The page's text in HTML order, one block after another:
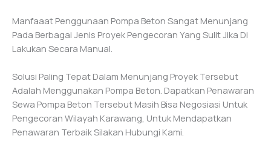
Manfaaat Penggunaan Pompa Beton Sangat Menunjang
Pada Berbagai Jenis Proyek Pengecoran Yang Sulit Jika Di
Lakukan Secara Manual.
Solusi Paling Tepat Dalam Menunjang Proyek Tersebut
Adalah Menggunakan Pompa Beton. Dapatkan Penawaran
Sewa Pompa Beton Tersebut Masih Bisa Negosiasi Untuk
Pengecoran Wilayah Karawang, Untuk Mendapatkan
Penawaran Terbaik Silakan Hubungi Kami.